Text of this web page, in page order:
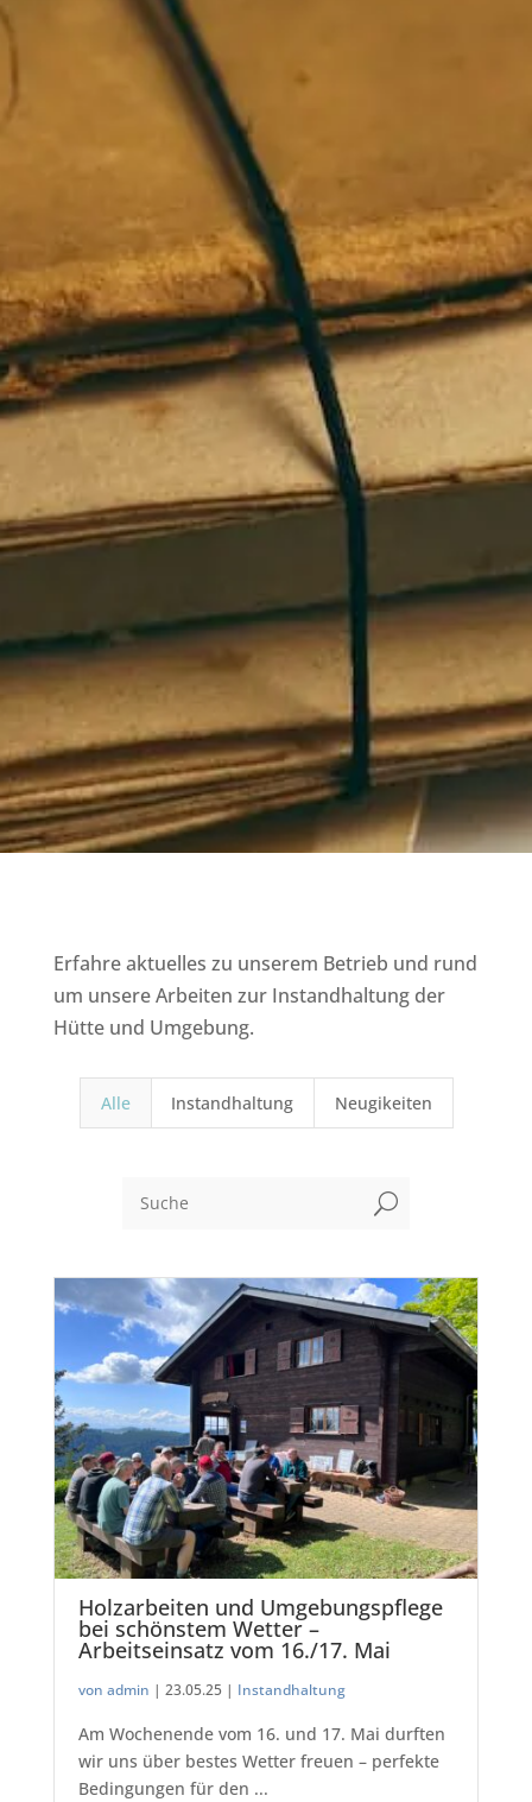
Erfahre aktuelles zu unserem Betrieb und rund
um unsere Arbeiten zur Instandhaltung der
Hütte und Umgebung.
Alle Instandhaltung Neugikeiten
U
Holzarbeiten und Umgebungspflege
bei schönstem Wetter –
Arbeitseinsatz vom 16./17. Mai
von admin | 23.05.25 | Instandhaltung
Am Wochenende vom 16. und 17. Mai durften
wir uns über bestes Wetter freuen – perfekte
Bedingungen für den ...